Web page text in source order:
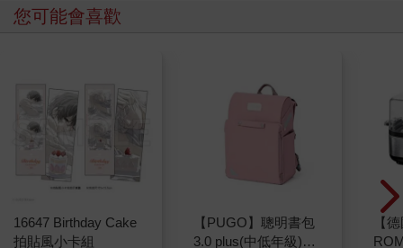
您可能會喜歡
16647 Birthday Cake
拍貼風小卡組
【PUGO】聰明書包
3.0 plus(中低年級)藕
【